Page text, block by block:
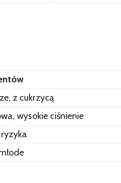
z cukrzycą
wysokie ciśnienie